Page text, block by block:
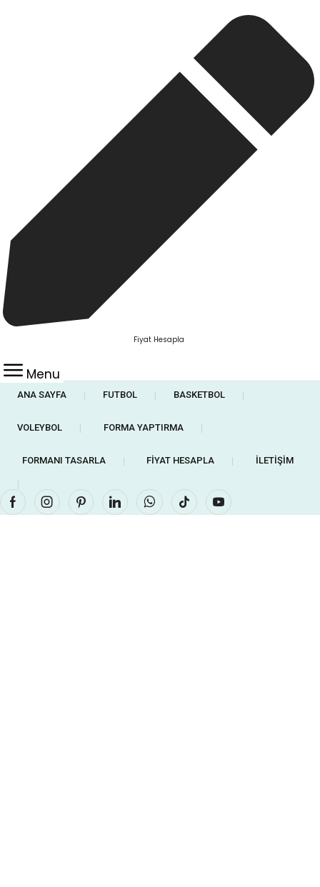
Fiyat Hesapla
Menu
ANA SAYFA ❘ FUTBOL ❘ BASKETBOL ❘
VOLEYBOL ❘ FORMA YAPTIRMA ❘
FORMANI TASARLA ❘ FIYAT HESAPLA ❘ İLETIŞIM
FacebookInstagramPinterestLinkedinWhatsapp
Tik-
Youtube